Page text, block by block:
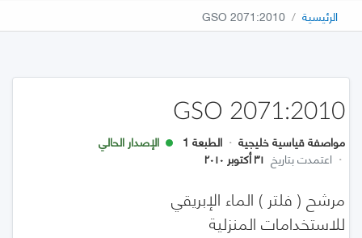
الرئيسية GSO 2071:2010
GSO 2071:2010
مواصفة قياسية خليجية · الطبعة 1
الإصدار الحالي
· اعتمدت بتاريخ ٣١ أكتوبر ٢٠١٠
مرشح ( فلتر ) الماء الإبريقي
للاستخدامات المنزلية